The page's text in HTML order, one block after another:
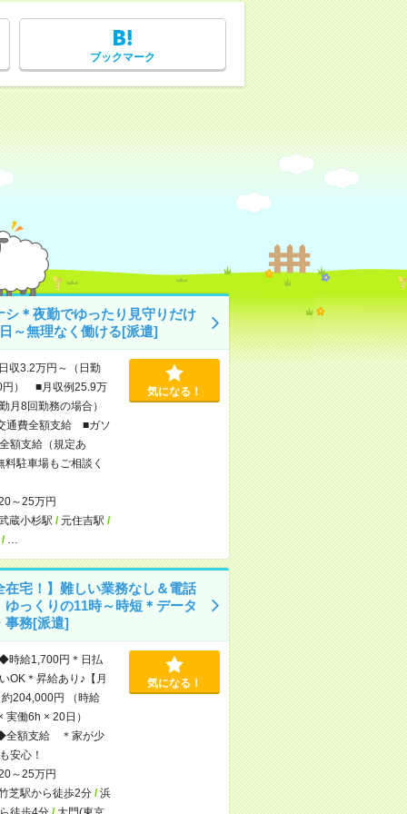
ブックマーク
シ＊夜勤でゆったり見守りだけ
～無理なく働ける[派遣]
収3.2万円～（日勤
円） ■月収例25.9万
月8回勤務の場合）
通費全額支給 ■ガソ
額支給（規定あ
駐車場もご相談く
～25万円
蔵小杉駅 /元住吉駅 /
気になる！
在宅！】難しい業務なし＆電話
ゆっくりの11時～時短＊データ
事務[派遣]
給1,700円＊日払
OK＊昇給あり♪【月
204,000円 （時給
実働6h × 20日）
全額支給 ＊家が少
安心！
～25万円
芝駅から徒歩2分/浜
気になる！